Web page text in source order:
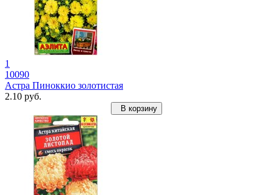
1
10090
Астра Пиноккио золотистая
2.10 руб.
В корзину